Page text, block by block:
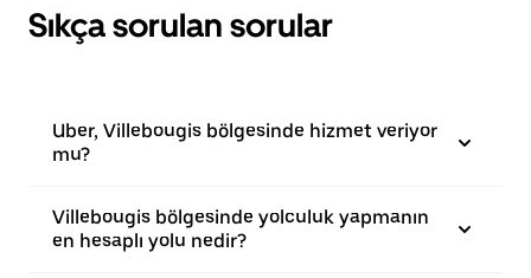
Sıkça sorulan sorular
Uber, Villebougis bölgesinde hizmet veriyor
mu?
Villebougis bölgesinde yolculuk yapmanın
en hesaplı yolu nedir?